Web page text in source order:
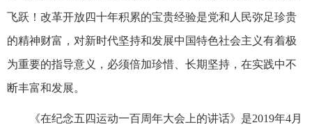
飞跃！改革开放四十年积累的宝贵经验是党和人民弥足珍贵
的精神财富，对新时代坚持和发展中国特色社会主义有着极
为重要的指导意义，必须倍加珍惜、长期坚持，在实践中不
断丰富和发展。
《在纪念五四运动一百周年大会上的讲话》是2019年4月